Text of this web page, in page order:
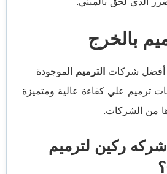
بالخرج
أفضل شركات الترميم الموجودة
ترميم علي كفاءة عالية ومتميزة
من الشركات.
ركين لترميم